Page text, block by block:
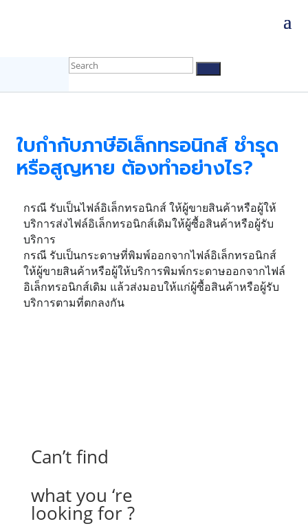
ใบกำกับภาษีอิเล็กทรอนิกส์ ชำรุด
หรือสูญหาย ต้องทำอย่างไร?
กรณี รับเป็นไฟล์อิเล็กทรอนิกส์ ให้ผู้ขายสินค้าหรือผู้ให้
บริการส่งไฟล์อิเล็กทรอนิกส์เดิมให้ผู้ซื้อสินค้าหรือผู้รับ
บริการ
กรณี รับเป็นกระดาษที่พิมพ์ออกจากไฟล์อิเล็กทรอนิกส์
ให้ผู้ขายสินค้าหรือผู้ให้บริการพิมพ์กระดาษออกจากไฟล์
อิเล็กทรอนิกส์เดิม แล้วส่งมอบให้แก่ผู้ซื้อสินค้าหรือผู้รับ
บริการตามที่ตกลงกัน
Can’t find
what you ‘re
looking for ?